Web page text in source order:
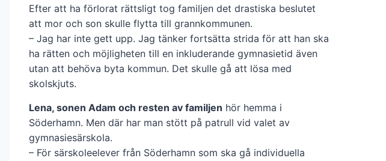
Efter att ha förlorat rättsligt tog familjen det drastiska beslutet
att mor och son skulle flytta till grannkommunen.
– Jag har inte gett upp. Jag tänker fortsätta strida för att han ska
ha rätten och möjligheten till en inkluderande gymnasietid även
utan att behöva byta kommun. Det skulle gå att lösa med
skolskjuts.
Lena, sonen Adam och resten av familjen hör hemma i
Söderhamn. Men där har man stött på patrull vid valet av
gymnasiesärskola.
– För särskoleelever från Söder­hamn som ska gå individuella